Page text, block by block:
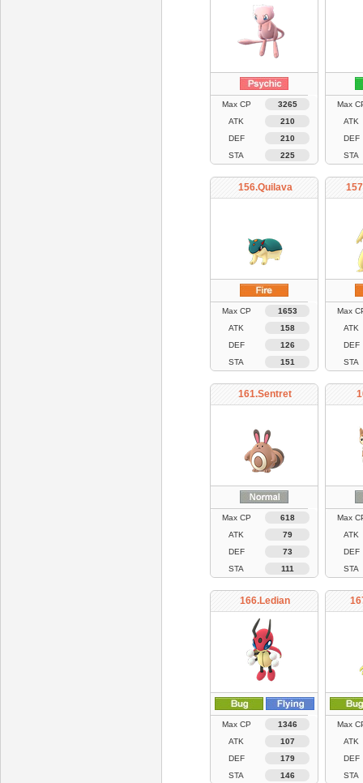
Max CP
3265
ATK
210
DEF
210
STA
225
Max
ATK
DEF
STA
156.Quilava
Max CP
1653
ATK
158
DEF
126
STA
151
Max
ATK
DEF
STA
161.Sentret
Max CP
618
ATK
79
DEF
73
STA
111
Max
ATK
DEF
STA
166.Ledian
Max CP
1346
ATK
107
DEF
179
STA
146
Max
ATK
DEF
STA